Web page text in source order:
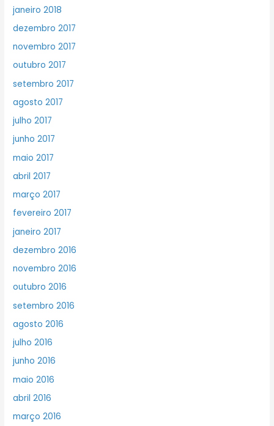
janeiro 2018
dezembro 2017
novembro 2017
outubro 2017
setembro 2017
agosto 2017
julho 2017
junho 2017
maio 2017
abril 2017
março 2017
fevereiro 2017
janeiro 2017
dezembro 2016
novembro 2016
outubro 2016
setembro 2016
agosto 2016
julho 2016
junho 2016
maio 2016
abril 2016
março 2016